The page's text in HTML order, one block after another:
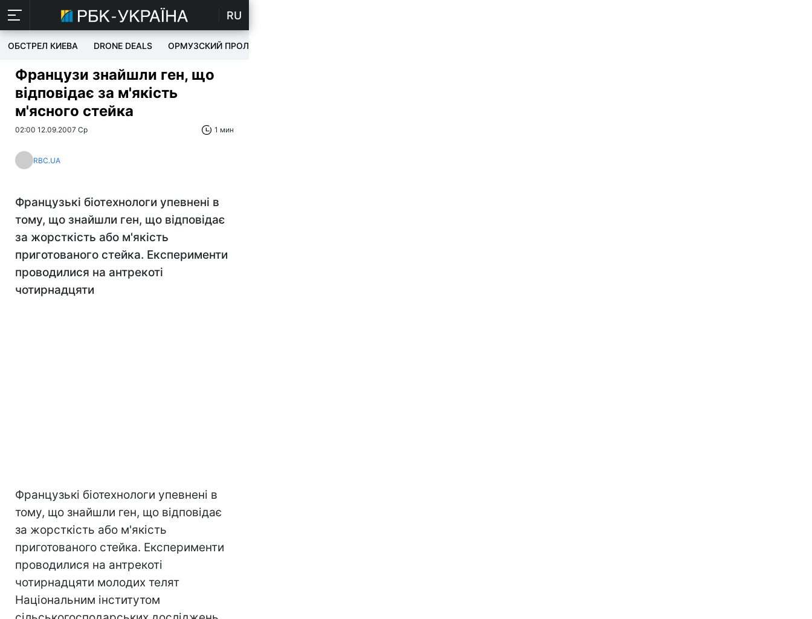
RU
ОБСТРЕЛ КИЕВА DRONE DEALS ОРМУЗСКИЙ ПРОЛИВ
Французи знайшли ген, що
відповідає за м'якість
м'ясного стейка
02:00 12.09.2007 Ср 1 мин
RBC.UA
Французькі біотехнологи упевнені в
тому, що знайшли ген, що відповідає
за жорсткість або м'якість
приготованого стейка. Експерименти
проводилися на антрекоті
чотирнадцяти
Французькі біотехнологи упевнені в
тому, що знайшли ген, що відповідає
за жорсткість або м'якість
приготованого стейка. Експерименти
проводилися на антрекоті
чотирнадцяти молодих телят
Національним інститутом